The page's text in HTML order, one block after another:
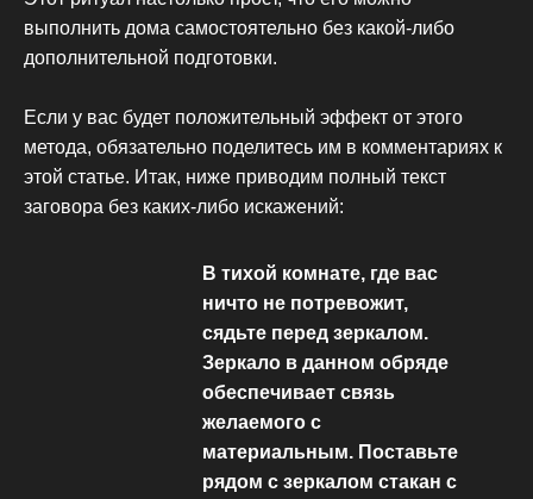
выполнить дома самостоятельно без какой-либо
дополнительной подготовки.
Если у вас будет положительный эффект от этого
метода, обязательно поделитесь им в комментариях к
этой статье. Итак, ниже приводим полный текст
заговора без каких-либо искажений:
В тихой комнате, где вас
ничто не потревожит,
сядьте перед зеркалом.
Зеркало в данном обряде
обеспечивает связь
желаемого с
материальным. Поставьте
рядом с зеркалом стакан с